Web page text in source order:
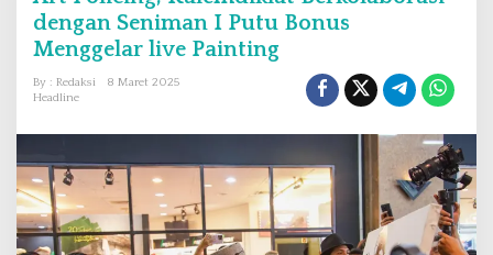
P
o
i
K
a
dengan Seniman I Putu Bonus
Menggelar live Painting
By : Redaksi
8 Maret 2025
Headline